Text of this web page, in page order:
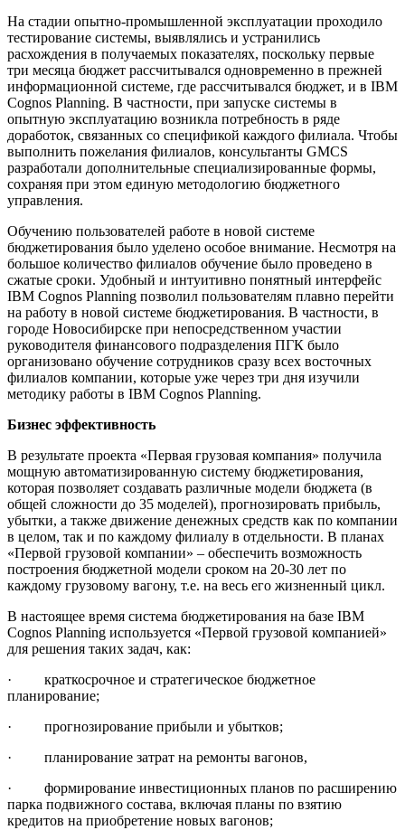
На стадии опытно-промышленной эксплуатации проходило
тестирование системы, выявлялись и устранились
расхождения в получаемых показателях, поскольку первые
три месяца бюджет рассчитывался одновременно в прежней
информационной системе, где рассчитывался бюджет, и в IBM
Cognos Planning. В частности, при запуске системы в
опытную эксплуатацию возникла потребность в ряде
доработок, связанных со спецификой каждого филиала. Чтобы
выполнить пожелания филиалов, консультанты GMCS
разработали дополнительные специализированные формы,
сохраняя при этом единую методологию бюджетного
управления.
Обучению пользователей работе в новой системе
бюджетирования было уделено особое внимание. Несмотря на
большое количество филиалов обучение было проведено в
сжатые сроки. Удобный и интуитивно понятный интерфейс
IBM Cognos Planning позволил пользователям плавно перейти
на работу в новой системе бюджетирования. В частности, в
городе Новосибирске при непосредственном участии
руководителя финансового подразделения ПГК было
организовано обучение сотрудников сразу всех восточных
филиалов компании, которые уже через три дня изучили
методику работы в IBM Cognos Planning.
Бизнес эффективность
В результате проекта «Первая грузовая компания» получила
мощную автоматизированную систему бюджетирования,
которая позволяет создавать различные модели бюджета (в
общей сложности до 35 моделей), прогнозировать прибыль,
убытки, а также движение денежных средств как по компании
в целом, так и по каждому филиалу в отдельности. В планах
«Первой грузовой компании» – обеспечить возможность
построения бюджетной модели сроком на 20-30 лет по
каждому грузовому вагону, т.е. на весь его жизненный цикл.
В настоящее время система бюджетирования на базе IBM
Cognos Planning используется «Первой грузовой компанией»
для решения таких задач, как:
· краткосрочное и стратегическое бюджетное
планирование;
· прогнозирование прибыли и убытков;
· планирование затрат на ремонты вагонов,
· формирование инвестиционных планов по расширению
парка подвижного состава, включая планы по взятию
кредитов на приобретение новых вагонов;